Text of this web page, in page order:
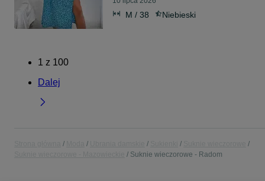
M / 38 Niebieski
1 z 100
Dalej
Suknie wieczorowe - Radom